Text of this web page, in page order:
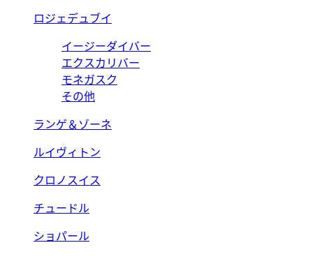
ロジェデュブイ
イージーダイバー
エクスカリバー
モネガスク
その他
ランゲ＆ゾーネ
ルイヴィトン
クロノスイス
チュードル
ショパール